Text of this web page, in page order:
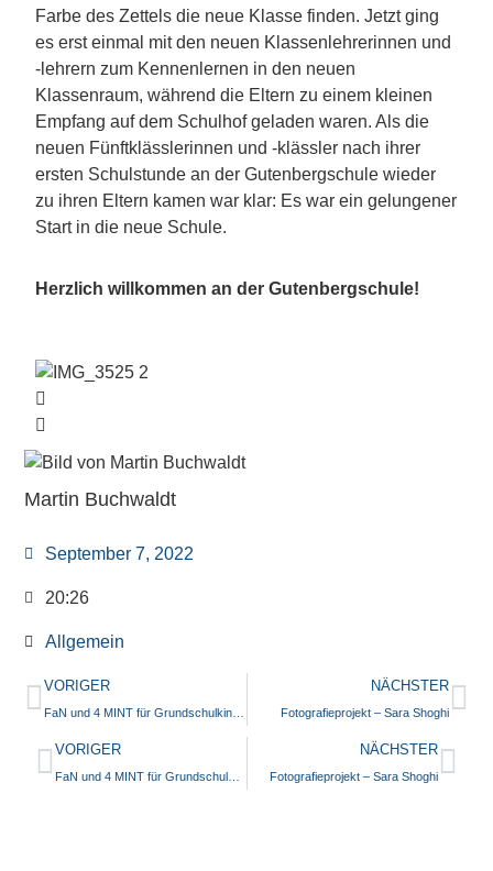
Farbe des Zettels die neue Klasse finden. Jetzt ging
es erst einmal mit den neuen Klassenlehrerinnen und
-lehrern zum Kennenlernen in den neuen
Klassenraum, während die Eltern zu einem kleinen
Empfang auf dem Schulhof geladen waren. Als die
neuen Fünftklässlerinnen und -klässler nach ihrer
ersten Schulstunde an der Gutenbergschule wieder
zu ihren Eltern kamen war klar: Es war ein gelungener
Start in die neue Schule.
Herzlich willkommen an der Gutenbergschule!
Martin Buchwaldt
September 7, 2022
20:26
Allgemein
VORIGER NÄCHSTER
Fotografieprojekt – Sara Shoghi
VORIGER NÄCHSTER
Fotografieprojekt – Sara Shoghi